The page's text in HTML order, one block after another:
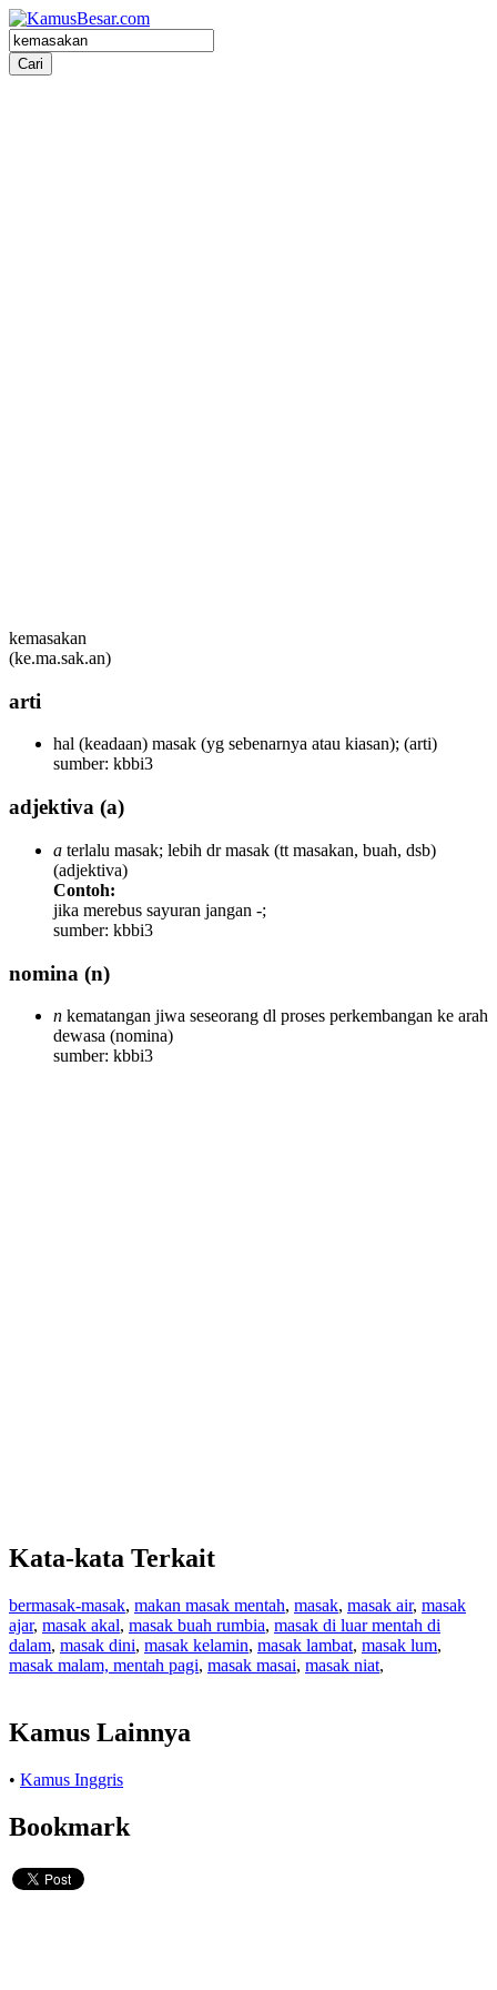
kemasakan
(ke.ma.sak.an)
arti
hal (keadaan) masak (yg sebenarnya atau kiasan); (arti)
sumber: kbbi3
adjektiva (a)
a terlalu masak; lebih dr masak (tt masakan, buah, dsb)
(adjektiva)
Contoh:
jika merebus sayuran jangan -;
sumber: kbbi3
nomina (n)
n kematangan jiwa seseorang dl proses perkembangan ke arah
dewasa (nomina)
sumber: kbbi3
Kata-kata Terkait
bermasak-masak, makan masak mentah, masak, masak air, masak
ajar, masak akal, masak buah rumbia, masak di luar mentah di
dalam, masak dini, masak kelamin, masak lambat, masak lum,
masak malam, mentah pagi, masak masai, masak niat,
Kamus Lainnya
• Kamus Inggris
Bookmark